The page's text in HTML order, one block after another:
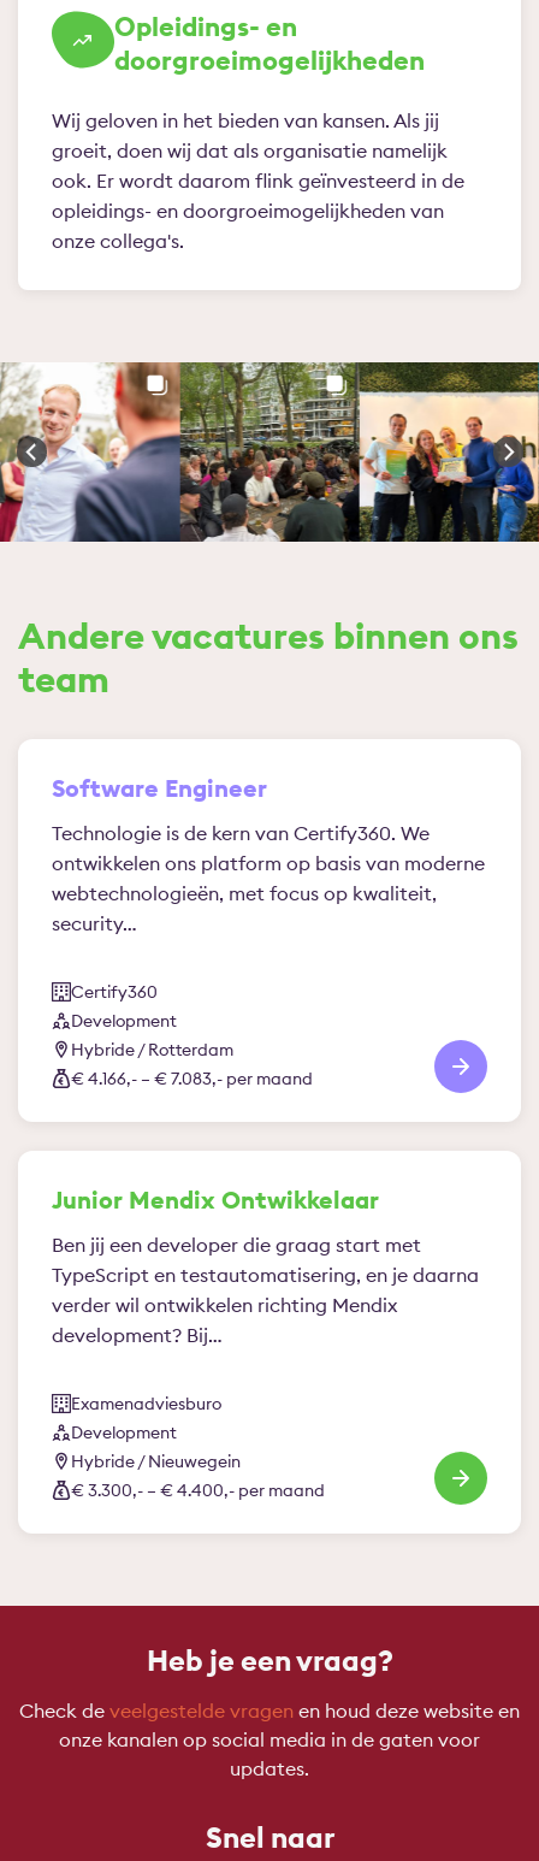
Opleidings- en
doorgroeimogelijkheden
Wij geloven in het bieden van kansen. Als jij
groeit, doen wij dat als organisatie namelijk
ook. Er wordt daarom flink geïnvesteerd in de
opleidings- en doorgroeimogelijkheden van
onze collega's.
Andere vacatures binnen ons
team
Software Engineer
Technologie is de kern van Certify360. We
ontwikkelen ons platform op basis van moderne
webtechnologieën, met focus op kwaliteit,
security…
Certify360
Development
Hybride / Rotterdam
€ 4.166,- – € 7.083,- per maand
Junior Mendix Ontwikkelaar
Ben jij een developer die graag start met
TypeScript en testautomatisering, en je daarna
verder wil ontwikkelen richting Mendix
development? Bij…
Examenadviesburo
Development
Hybride / Nieuwegein
€ 3.300,- – € 4.400,- per maand
Heb je een vraag?
Check de veelgestelde vragen en houd deze website en
onze kanalen op social media in de gaten voor
updates.
Snel naar